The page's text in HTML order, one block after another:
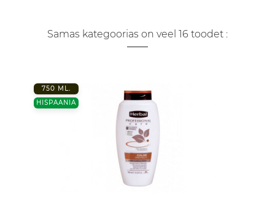
Samas kategoorias on veel 16 toodet :
750 ML.
HISPAANIA